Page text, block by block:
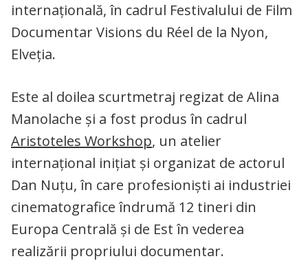
internațională, în cadrul Festivalului de Film
Documentar Visions du Réel de la Nyon,
Elveția.
Este al doilea scurtmetraj regizat de Alina
Manolache și a fost produs în cadrul
Aristoteles Workshop, un atelier
internațional inițiat și organizat de actorul
Dan Nuțu, în care profesioniști ai industriei
cinematografice îndrumă 12 tineri din
Europa Centrală și de Est în vederea
realizării propriului documentar.